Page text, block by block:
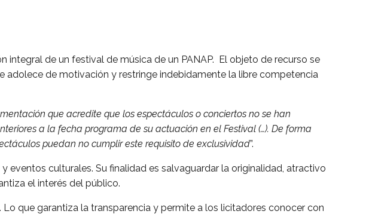
de un festival de música de un PANAP. El objeto de recurso se
adolece de motivación y restringe indebidamente la libre competencia
que acredite que los espectáculos o conciertos no se han
a la fecha programa de su actuación en el Festival (…). De forma
puedan no cumplir este requisito de exclusividad”.
eventos culturales. Su finalidad es salvaguardar la originalidad, atractivo
el interés del público.
que garantiza la transparencia y permite a los licitadores conocer con